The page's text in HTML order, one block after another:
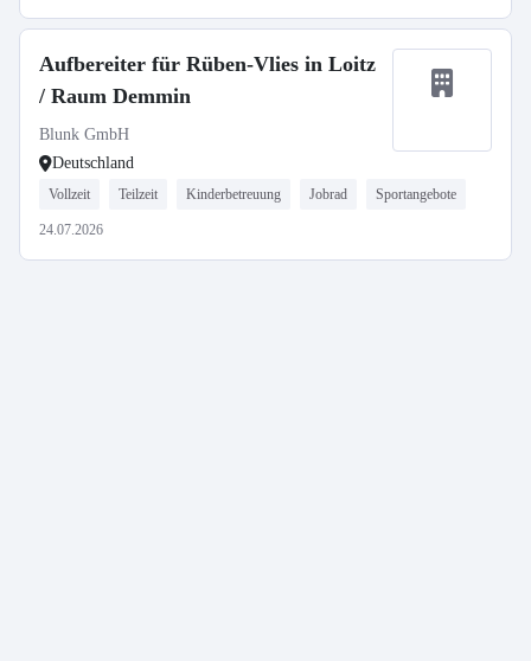
Aufbereiter für Rüben-Vlies in Loitz
/ Raum Demmin
Blunk GmbH
Deutschland
Vollzeit Teilzeit Kinderbetreuung Jobrad Sportangebote
24.07.2026